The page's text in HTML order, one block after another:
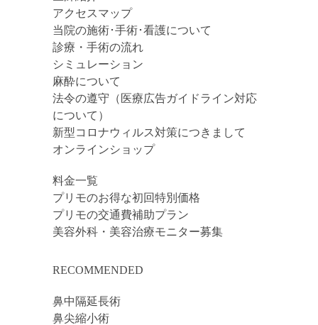
アクセスマップ
当院の施術･手術･看護について
診療・手術の流れ
シミュレーション
麻酔について
法令の遵守（医療広告ガイドライン対応
について）
新型コロナウィルス対策につきまして
オンラインショップ
料金一覧
プリモのお得な初回特別価格
プリモの交通費補助プラン
美容外科・美容治療モニター募集
RECOMMENDED
鼻中隔延長術
鼻尖縮小術